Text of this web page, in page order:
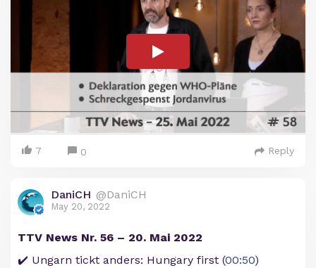
7 0 Reply
DaniCH @DaniCH
May 20, 2022
TTV News Nr. 56 – 20. Mai 2022
✔️ Ungarn tickt anders: Hungary first (00:50)